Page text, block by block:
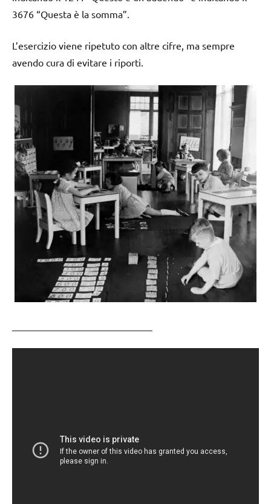
3676 “Questa è la somma”.
L’esercizio viene ripetuto con altre cifre, ma sempre
avendo cura di evitare i riporti.